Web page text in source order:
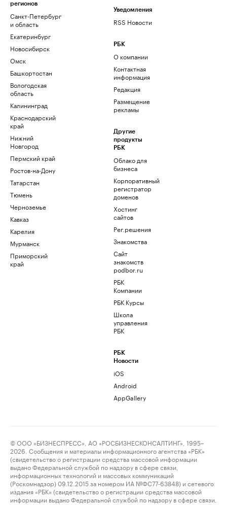
регионов
Санкт-Петербург
и область
Екатеринбург
Новосибирск
Омск
Башкортостан
Вологодская
область
Калининград
Краснодарский
край
Нижний
Новгород
Пермский край
Ростов-на-Дону
Татарстан
Тюмень
Черноземье
Кавказ
Карелия
Мурманск
Приморский
край
Уведомления
RSS Новости
РБК
О компании
Контактная
информация
Редакция
Размещение
рекламы
Другие
продукты
РБК
Облако для
бизнеса
Корпоративный
регистратор
доменов
Хостинг
сайтов
Рег.решения
Знакомства
Сайт
знакомств
podbor.ru
РБК
Компании
РБК Курсы
Школа
управления
РБК
РБК
Новости
iOS
Android
AppGallery
© ООО «БИЗНЕСПРЕСС», АО «РОСБИЗНЕСКОНСАЛТИНГ», 1995–
2026. Сообщения и материалы информационного агентства «РБК»
(свидетельство о регистрации средства массовой информации
выдано Федеральной службой по надзору в сфере связи,
информационных технологий и массовых коммуникаций
(Роскомнадзор) 09.12.2015 за номером ИА №ФС77-63848) и сетевого
издания «РБК» (свидетельство о регистрации средства массовой
информации выдано Федеральной службой по надзору в сфере связи,